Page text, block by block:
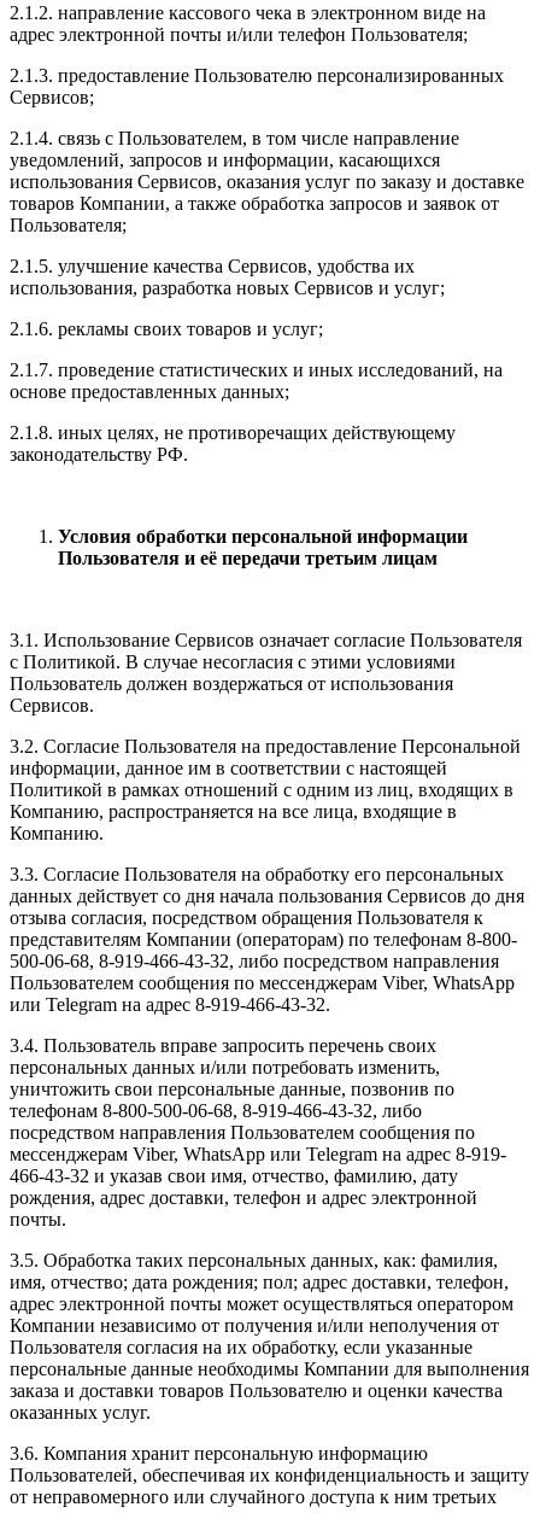
2.1.2. направление кассового чека в электронном виде на
адрес электронной почты и/или телефон Пользователя;
2.1.3. предоставление Пользователю персонализированных
Сервисов;
2.1.4. связь с Пользователем, в том числе направление
уведомлений, запросов и информации, касающихся
использования Сервисов, оказания услуг по заказу и доставке
товаров Компании, а также обработка запросов и заявок от
Пользователя;
2.1.5. улучшение качества Сервисов, удобства их
использования, разработка новых Сервисов и услуг;
2.1.6. рекламы своих товаров и услуг;
2.1.7. проведение статистических и иных исследований, на
основе предоставленных данных;
2.1.8. иных целях, не противоречащих действующему
законодательству РФ.
Условия обработки персональной информации
Пользователя и её передачи третьим лицам
3.1. Использование Сервисов означает согласие Пользователя
с Политикой. В случае несогласия с этими условиями
Пользователь должен воздержаться от использования
Сервисов.
3.2. Согласие Пользователя на предоставление Персональной
информации, данное им в соответствии с настоящей
Политикой в рамках отношений с одним из лиц, входящих в
Компанию, распространяется на все лица, входящие в
Компанию.
3.3. Согласие Пользователя на обработку его персональных
данных действует со дня начала пользования Сервисов до дня
отзыва согласия, посредством обращения Пользователя к
представителям Компании (операторам) по телефонам 8-800-
500-06-68, 8-919-466-43-32, либо посредством направления
Пользователем сообщения по мессенджерам Viber, WhatsApp
или Telegram на адрес 8-919-466-43-32.
3.4. Пользователь вправе запросить перечень своих
персональных данных и/или потребовать изменить,
уничтожить свои персональные данные, позвонив по
телефонам 8-800-500-06-68, 8-919-466-43-32, либо
посредством направления Пользователем сообщения по
мессенджерам Viber, WhatsApp или Telegram на адрес 8-919-
466-43-32 и указав свои имя, отчество, фамилию, дату
рождения, адрес доставки, телефон и адрес электронной
почты.
3.5. Обработка таких персональных данных, как: фамилия,
имя, отчество; дата рождения; пол; адрес доставки, телефон,
адрес электронной почты может осуществляться оператором
Компании независимо от получения и/или неполучения от
Пользователя согласия на их обработку, если указанные
персональные данные необходимы Компании для выполнения
заказа и доставки товаров Пользователю и оценки качества
оказанных услуг.
3.6. Компания хранит персональную информацию
Пользователей, обеспечивая их конфиденциальность и защиту
от неправомерного или случайного доступа к ним третьих